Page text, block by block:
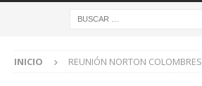
INICIO REUNIÓN NORTON COLOMBRES